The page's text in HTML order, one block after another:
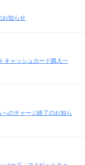
お知らせ
キャッシュカード購入一
のチャージ終了のお知ら